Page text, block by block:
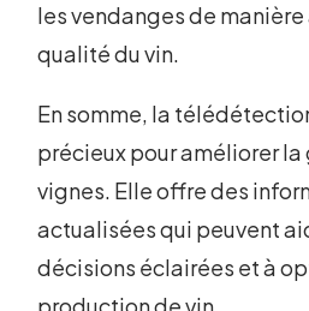
les vendanges de
qualité du vin.
En somme, la
précieux pour améliorer
vignes. Elle offre des
actualisées qui peuvent
décisions éclairées et à